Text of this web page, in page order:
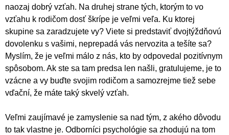
naozaj dobrý vzťah. Na druhej strane tých, ktorým to vo
vzťahu k rodičom dosť škrípe je veľmi veľa. Ku ktorej
skupine sa zaradzujete vy? Viete si predstaviť dvojtýždňovú
dovolenku s vašimi, neprepadá vás nervozita a tešíte sa?
Myslím, že je veľmi málo z nás, kto by odpovedal pozitívnym
spôsobom. Ak ste sa tam predsa len našli, gratulujeme, je to
vzácne a vy buďte svojim rodičom a samozrejme tiež sebe
vďační, že máte taký skvelý vzťah.
Veľmi zaujímavé je zamyslenie sa nad tým, z akého dôvodu
to tak vlastne je. Odborníci psychológie sa zhodujú na tom